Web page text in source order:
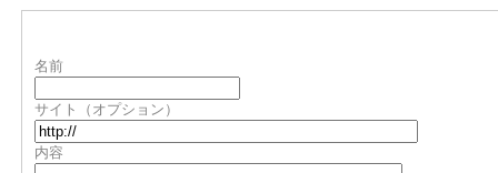
名前
サイト（オプション）
内容